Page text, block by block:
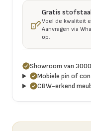
Gratis
Voel de kwaliteit
Aanvragen via
op.
Showroom van
Mobiele pin of
CBW-erkend